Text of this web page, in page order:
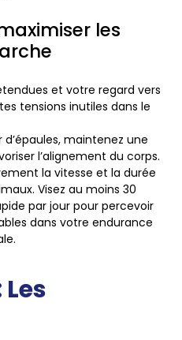
les
et votre regard vers
tensions inutiles dans le
d’épaules, maintenez une
l’alignement du corps.
la vitesse et la durée
Visez au moins 30
par jour pour percevoir
dans votre endurance